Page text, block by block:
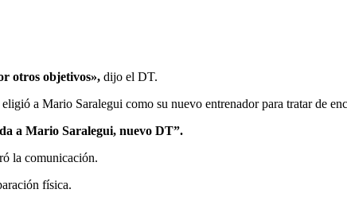
otros objetivos», dijo el DT.
a Mario Saralegui como su nuevo entrenador para tratar de
a Mario Saralegui, nuevo DT”.
la comunicación.
física.